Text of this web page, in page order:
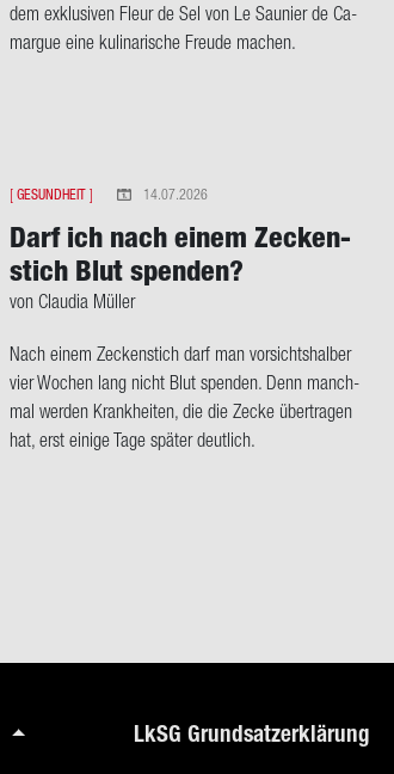
dem ex­klu­si­ven Fleur de Sel von Le Sau­nier de Ca­
mar­gue eine ku­li­na­ri­sche Freu­de ma­chen.
[ GESUNDHEIT ] 14.07.2026
Darf ich nach einem Ze­cken­
stich Blut spen­den?
von Clau­dia Mül­ler
Nach einem Ze­cken­stich darf man vor­sichts­hal­ber
vier Wo­chen lang nicht Blut spen­den. Denn manch­
mal wer­den Krank­hei­ten, die die Zecke über­tra­gen
hat, erst ei­ni­ge Tage spä­ter deut­lich.
LkSG Grundsatzerklärung